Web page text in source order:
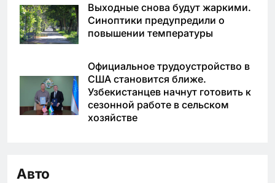
Выходные снова будут жаркими.
Синоптики предупредили о
повышении температуры
Официальное трудоустройство в
США становится ближе.
Узбекистанцев начнут готовить к
сезонной работе в сельском
хозяйстве
Авто